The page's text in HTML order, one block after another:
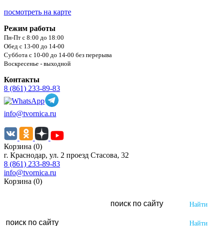
посмотреть на карте
Режим работы
Пн-Пт с 8:00 до 18:00
Обед с 13-00 до 14-00
Суббота с 10-00 до 14-00 без перерыва
Воскресенье - выходной
Контакты
8 (861) 233-89-83
info@tvornica.ru
Корзина (0)
г. Краснодар, ул. 2 проезд Стасова, 32
8 (861) 233-89-83
info@tvornica.ru
Корзина (0)